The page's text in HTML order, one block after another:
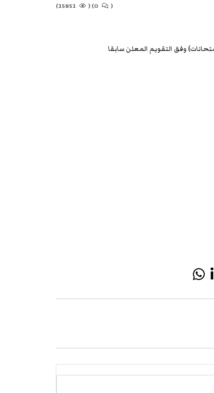
(
(
وفق التقويم المعلن سابقا